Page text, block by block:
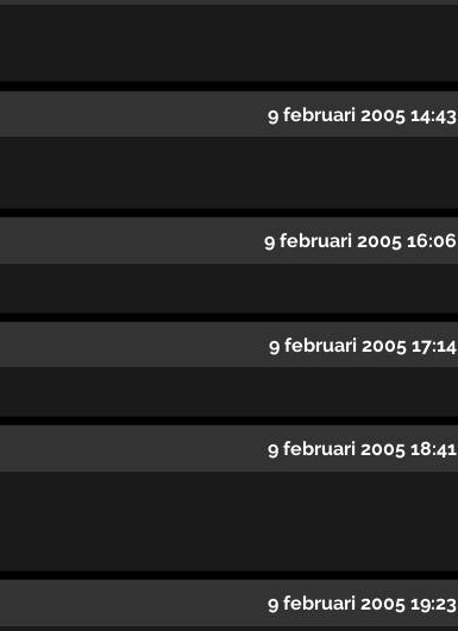
9 februari 2005 14:43
9 februari 2005 16:06
9 februari 2005 17:14
9 februari 2005 18:41
9 februari 2005 19:23